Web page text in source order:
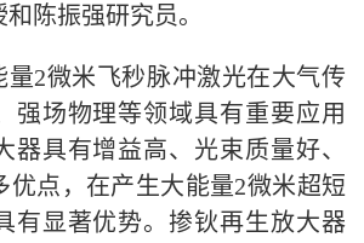
陈振强研究员。
量2微米飞秒脉冲激光在大气传
强场物理等领域具有重要应用
器具有增益高、光束质量好、
优点，在产生大能量2微米超短
有显著优势。掺钬再生放大器